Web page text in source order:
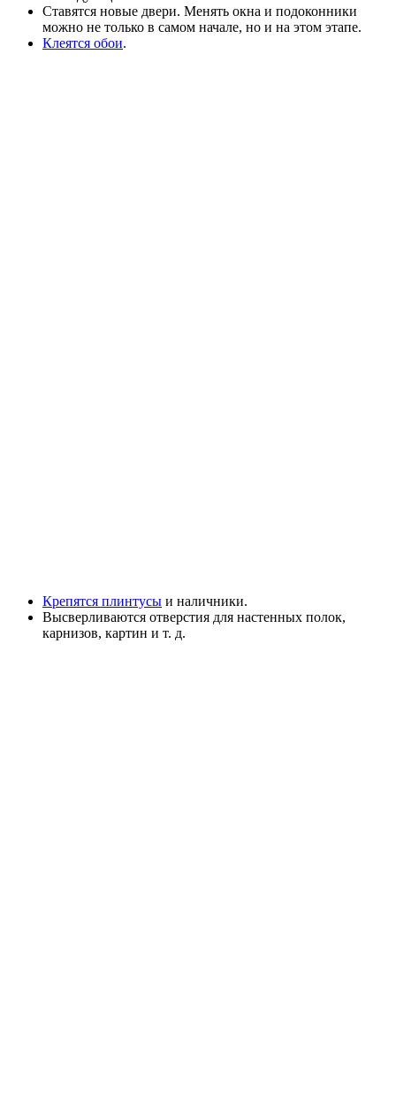
Ставятся новые двери. Менять окна и подоконники
можно не только в самом начале, но и на этом этапе.
Клеятся обои.
Крепятся плинтусы и наличники.
Высверливаются отверстия для настенных полок,
карнизов, картин и т. д.